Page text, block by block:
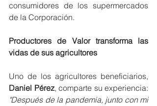
consumidores de los supermercados
de la Corporación.
Productores de Valor transforma las
vidas de sus agricultores
Daniel Pérez
"Después de la pandemia, junto con mi